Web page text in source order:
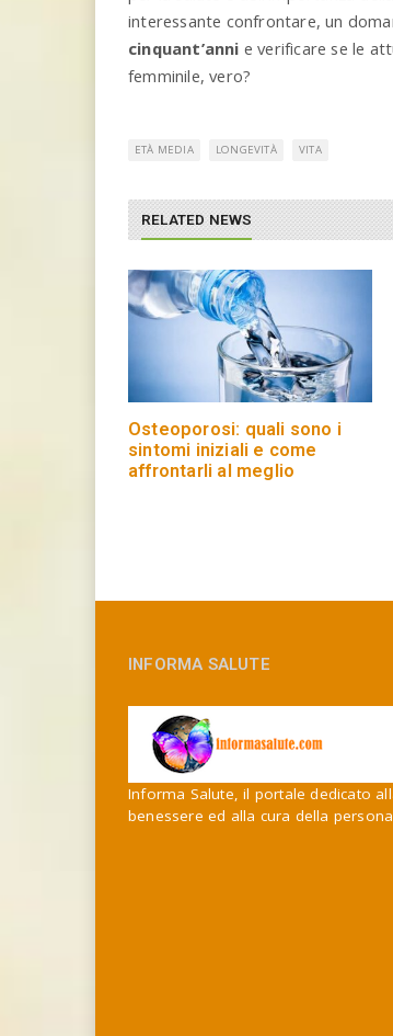
interessante confrontare, un
cinquant’anni e verificare se le
femminile, vero?
ETÀ MEDIA LONGEVITÀ VITA
RELATED NEWS
Osteoporosi: quali sono i
sintomi iniziali e come
affrontarli al meglio
INFORMA SALUTE
Informa Salute, il portale dedicato
benessere ed alla cura della persona